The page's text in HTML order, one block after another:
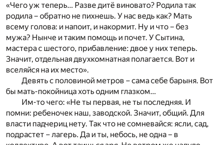
«Чего уж теперь… Разве дитё виновато? Родила так
родила – обратно не пихнешь. У нас ведь как? Мать
всему голова: и напоит, и накормит. Ну и что – без
мужа? Нынче и таким помощь и почет. У Сытина,
мастера с шестого, прибавление: двое у них теперь.
Значит, отдельная двухкомнатная полагается. Вот и
вселяйся на их место».
Девять с половиной метров – сама себе барыня. Вот
бы мать-покойница хоть одним глазком…
Им-то чего: «Не ты первая, не ты последняя. И
помни: ребеночек наш, заводской. Значит, общий. Для
власти падчериц нету. Так что не сомневайся: ясли, сад,
подрастет – лагерь. Да и ты, небось, не одна – в